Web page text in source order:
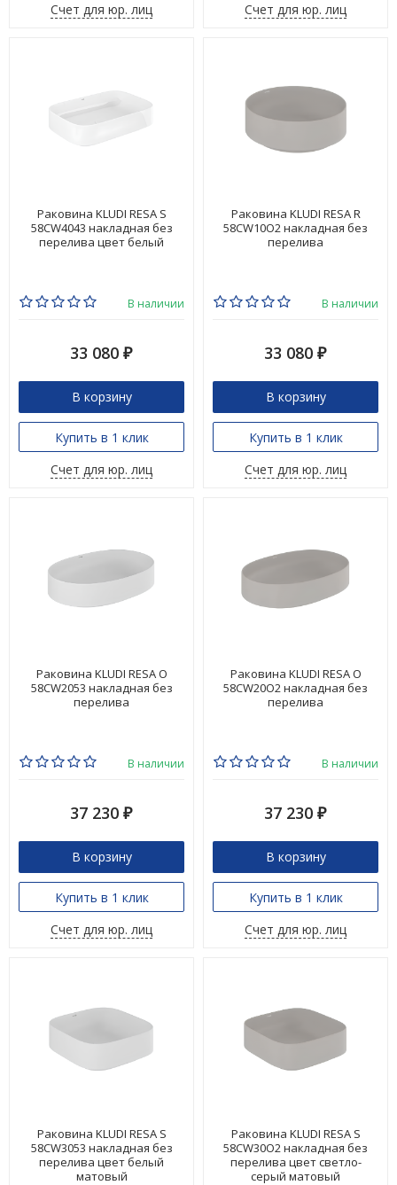
Счет для юр. лиц
Счет для юр. лиц
Раковина KLUDI RESA S
58CW4043 накладная без
перелива цвет белый
В наличии
33 080 ₽
В корзину
Купить в 1 клик
Счет для юр. лиц
Раковина KLUDI RESA R
58CW10O2 накладная без
перелива
В наличии
33 080 ₽
В корзину
Купить в 1 клик
Счет для юр. лиц
Раковина KLUDI RESA O
58CW2053 накладная без
перелива
В наличии
37 230 ₽
В корзину
Купить в 1 клик
Счет для юр. лиц
Раковина KLUDI RESA O
58CW20O2 накладная без
перелива
В наличии
37 230 ₽
В корзину
Купить в 1 клик
Счет для юр. лиц
Раковина KLUDI RESA S
58CW3053 накладная без
перелива цвет белый
матовый
Раковина KLUDI RESA S
58CW30O2 накладная без
перелива цвет светло-
серый матовый